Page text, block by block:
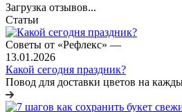
Загрузка отзывов...
Статьи
Советы от «Рефлекс» —
13.01.2026
Какой сегодня праздник?
Повод для доставки цветов на